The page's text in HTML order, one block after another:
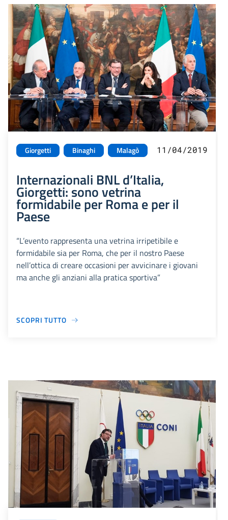
Giorgetti Binaghi Malagò 11/04/2019
Internazionali BNL d’Italia,
Giorgetti: sono vetrina
formidabile per Roma e per il
Paese
“L’evento rappresenta una vetrina irripetibile e
formidabile sia per Roma, che per il nostro Paese
nell’ottica di creare occasioni per avvicinare i giovani
ma anche gli anziani alla pratica sportiva”
SCOPRI TUTTO